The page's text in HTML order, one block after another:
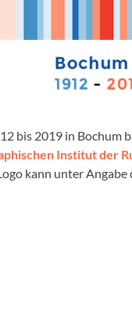
bis 2019 in Bochum
Institut der
kann unter